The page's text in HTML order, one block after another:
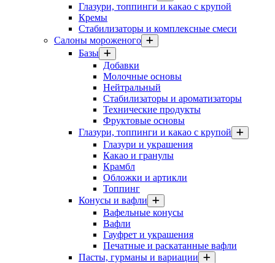
Глазури, топпинги и какао с крупой
Кремы
Стабилизаторы и комплексные смеси
Салоны мороженого
Базы
Добавки
Молочные основы
Нейтральный
Стабилизаторы и ароматизаторы
Технические продукты
Фруктовые основы
Глазури, топпинги и какао с крупой
Глазури и украшения
Какао и гранулы
Крамбл
Обложки и артикли
Топпинг
Конусы и вафли
Вафельные конусы
Вафли
Гауфрет и украшения
Печатные и раскатанные вафли
Пасты, гурманы и вариации